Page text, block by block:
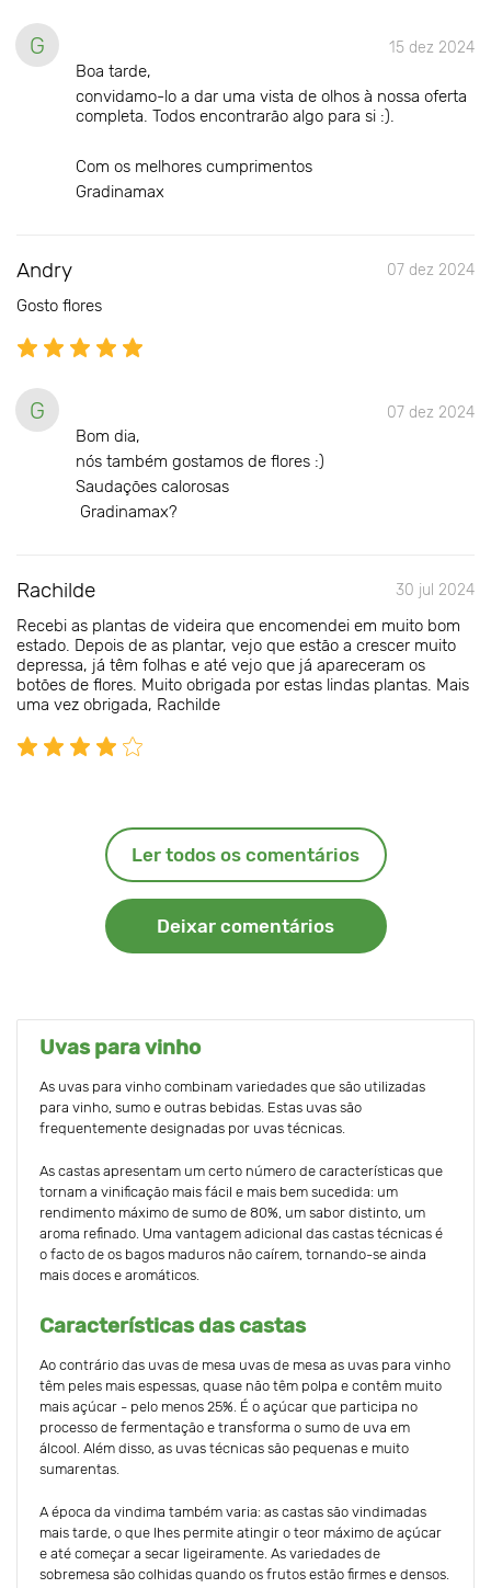
G 15 dez 2024
Boa tarde,
convidamo-lo a dar uma vista de olhos à nossa oferta
completa. Todos encontrarão algo para si :).
Com os melhores cumprimentos
Gradinamax
Andry 07 dez 2024
Gosto flores
G 07 dez 2024
Bom dia,
nós também gostamos de flores :)
Saudações calorosas
Gradinamax?
Rachilde 30 jul 2024
Recebi as plantas de videira que encomendei em muito bom
estado. Depois de as plantar, vejo que estão a crescer muito
depressa, já têm folhas e até vejo que já apareceram os
botões de flores. Muito obrigada por estas lindas plantas. Mais
uma vez obrigada, Rachilde
Ler todos os comentários
Deixar comentários
Uvas para vinho
As uvas para vinho combinam variedades que são utilizadas
para vinho, sumo e outras bebidas. Estas uvas são
frequentemente designadas por uvas técnicas.
As castas apresentam um certo número de características que
tornam a vinificação mais fácil e mais bem sucedida: um
rendimento máximo de sumo de 80%, um sabor distinto, um
aroma refinado. Uma vantagem adicional das castas técnicas é
o facto de os bagos maduros não caírem, tornando-se ainda
mais doces e aromáticos.
Características das castas
Ao contrário das uvas de mesa uvas de mesa as uvas para vinho
têm peles mais espessas, quase não têm polpa e contêm muito
mais açúcar - pelo menos 25%. É o açúcar que participa no
processo de fermentação e transforma o sumo de uva em
álcool. Além disso, as uvas técnicas são pequenas e muito
sumarentas.
A época da vindima também varia: as castas são vindimadas
mais tarde, o que lhes permite atingir o teor máximo de açúcar
e até começar a secar ligeiramente. As variedades de
sobremesa são colhidas quando os frutos estão firmes e densos.